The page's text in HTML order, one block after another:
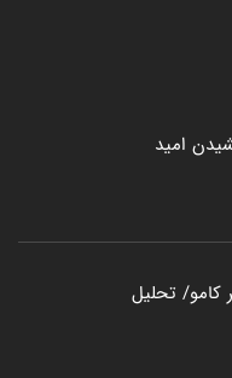
امید
کامو/ تحلیل